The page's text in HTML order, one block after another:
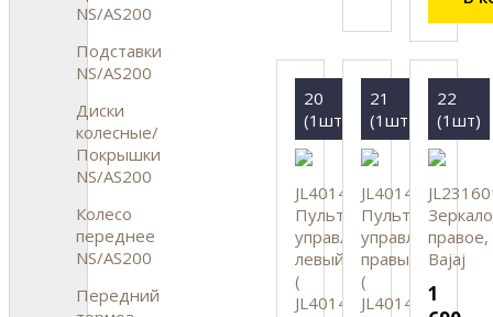
NS/AS200
Подставки
NS/AS200
Диски
колесные/
Покрышки
NS/AS200
Колесо
переднее
NS/AS200
Передний
20
(1шт)
JL401400
Пульт
управления
левый
(
JL401409
21
(1шт)
JL401405
Пульт
управления
правый
(
JL401401
22
(1шт)
Зеркало
правое,
Bajaj
1